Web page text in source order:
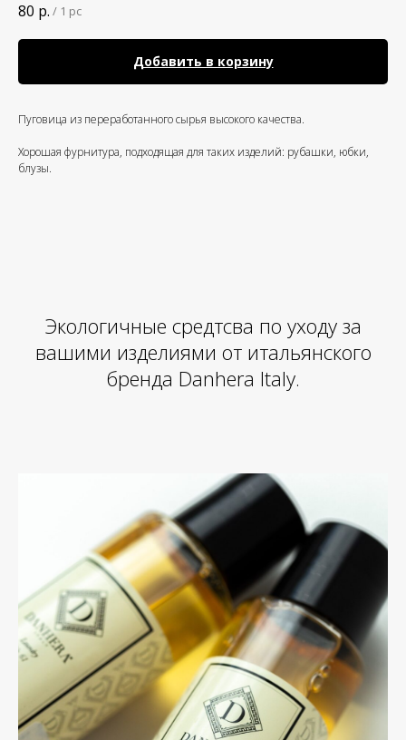
80 р. / 1 pc
Добавить в корзину
Пуговица из переработанного сырья высокого качества.
Хорошая фурнитура, подходящая для таких изделий: рубашки, юбки,
блузы.
Экологичные средтсва по уходу за
вашими изделиями от итальянского
бренда Danhera Italy.